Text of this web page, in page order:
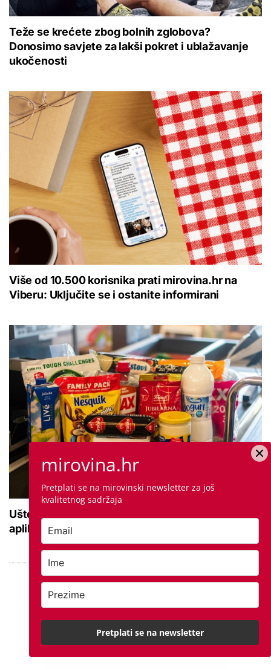
Teže se krećete zbog bolnih zglobova?
Donosimo savjete za lakši pokret i ublažavanje
ukočenosti
Više od 10.500 korisnika prati mirovina.hr na
Viberu: Uključite se i ostanite informirani
Uštedjeli smo preko 35 eura: Isprobali smo novu
aplikaciju za uštede, evo kako se koristi
mirovina.hr
Pretplati se na mirovinski newsletter za još
kvalitetnog sadržaja
Pretplati se na newsletter